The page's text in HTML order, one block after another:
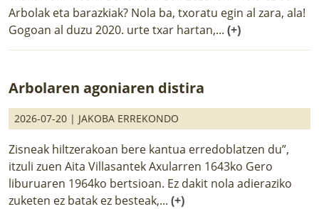
Arbolak eta barazkiak? Nola ba, txoratu egin al zara, ala!
Gogoan al duzu 2020. urte txar hartan,... (+)
Arbolaren agoniaren distira
2026-07-20 | JAKOBA ERREKONDO
Zisneak hiltzerakoan bere kantua erredoblatzen du”,
itzuli zuen Aita Villasantek Axularren 1643ko Gero
liburuaren 1964ko bertsioan. Ez dakit nola adieraziko
zuketen ez batak ez besteak,... (+)